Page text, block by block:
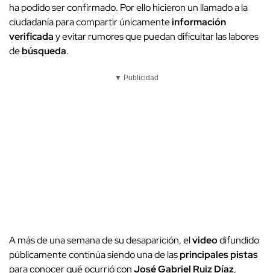
ha podido ser confirmado. Por ello hicieron un llamado a la
ciudadanía para compartir únicamenteinformación
verificaday evitar rumores que puedan dificultar las labores
debúsqueda.
▼ Publicidad
A más de una semana de su desaparición, elvideodifundido
públicamente continúa siendo una de lasprincipales pistas
para conocer qué ocurrió conJosé Gabriel Ruiz Díaz,